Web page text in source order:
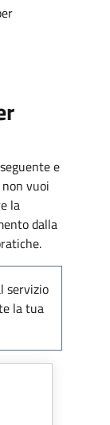
e
vuoi
la
dalla
servizio
la tua